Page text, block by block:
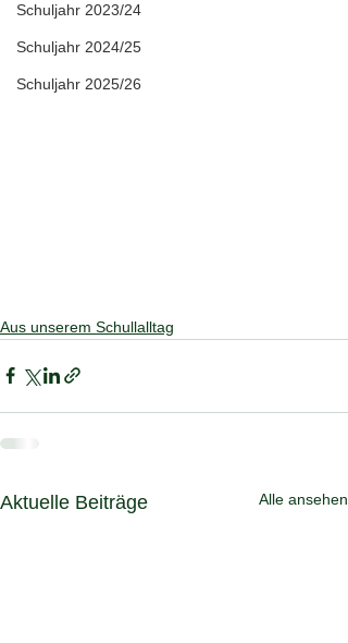
Schuljahr 2023/24
Schuljahr 2024/25
Schuljahr 2025/26
Aus unserem Schullalltag
Aktuelle Beiträge Alle ansehen